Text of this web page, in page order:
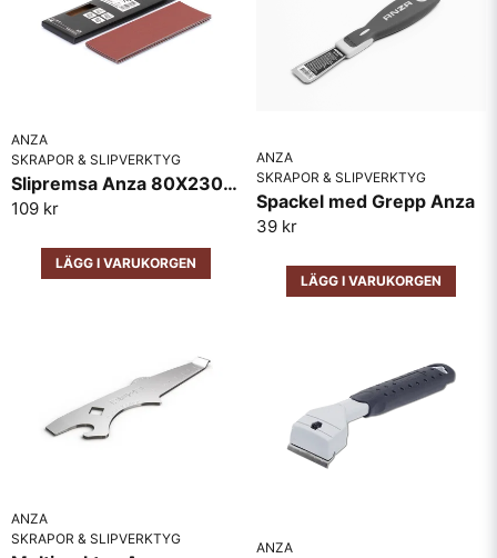
ANZA
SKRAPOR & SLIPVERKTYG
Slipremsa Anza 80X230MM 5 Pack
109 kr
LÄGG I VARUKORGEN
ANZA
SKRAPOR & SLIPVERKTYG
Spackel med Grepp Anza
39 kr
LÄGG I VARUKORGEN
ANZA
SKRAPOR & SLIPVERKTYG
ANZA